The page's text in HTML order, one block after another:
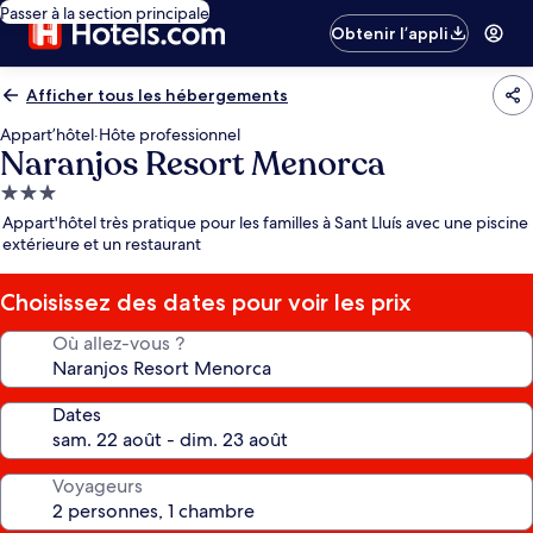
Passer à la section principale
Obtenir l’appli
Afficher tous les hébergements
Appart’hôtel·Hôte professionnel
Naranjos Resort Menorca
Hébergement
3.0 étoiles
Appart'hôtel très pratique pour les familles à Sant Lluís avec une piscine
extérieure et un restaurant
Choisissez des dates pour voir les prix
Où allez-vous ?
Dates
Voyageurs